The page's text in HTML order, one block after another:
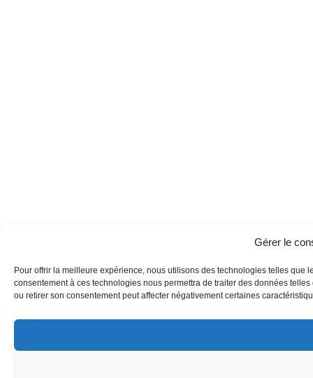
Gérer le
Pour offrir la meilleure expérience, nous utilisons des technologies telles
consentement à ces technologies nous permettra de traiter des données
ou retirer son consentement peut affecter négativement certaines